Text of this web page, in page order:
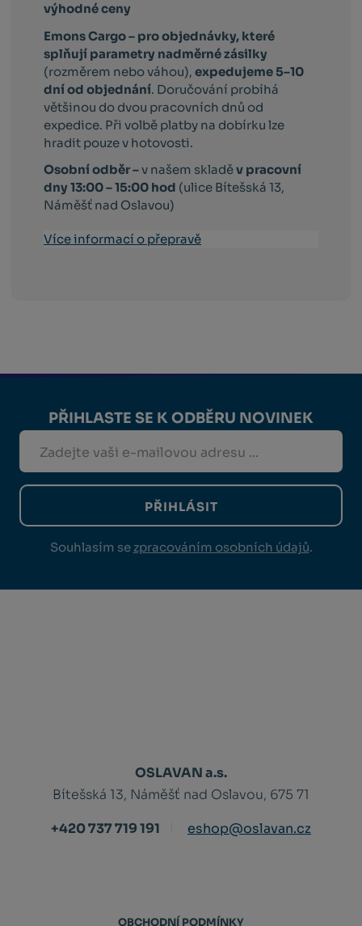
výhodné ceny
Emons Cargo – pro objednávky, které
splňují parametry nadměrné zásilky
(rozměrem nebo váhou),expedujeme 5–10
dní od objednání. Doručování probíhá
většinou do dvou pracovních dnů od
expedice. Při volbě platby na dobírku lze
hradit pouze v hotovosti.
Osobní odběr –v našem skladěv pracovní
dny 13:00 – 15:00 hod (ulice Bítešská 13,
Náměšť nad Oslavou)
Více informací o přepravě
PŘIHLASTE SE K ODBĚRU NOVINEK
PŘIHLÁSIT
Souhlasím se zpracováním osobních údajů.
OSLAVAN a.s.
Bítešská 13, Náměšť nad Oslavou, 675 71
+420 737 719 191
eshop@oslavan.cz
OBCHODNÍ PODMÍNKY